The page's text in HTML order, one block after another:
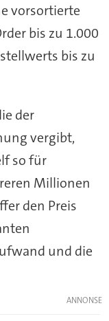
vorsortierte
bis zu 1.000
bis zu
der
vergibt,
so für
Millionen
den Preis
und die